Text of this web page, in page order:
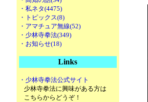
・私ネタ(4475)
・トピックス(8)
・アマチュア無線(52)
・少林寺拳法(349)
・お知らせ(18)
Links
・少林寺拳法公式サイト
少林寺拳法に興味がある方は
こちらからどうぞ！